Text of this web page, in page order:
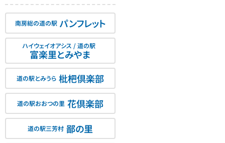
南房総の道の駅 パンフレット
ハイウェイオアシス / 道の駅
富楽里とみやま
道の駅とみうら 枇杷倶楽部
道の駅おおつの里 花倶楽部
道の駅三芳村 鄙の里